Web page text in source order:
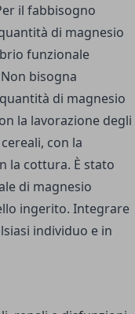
il fabbisogno
di magnesio
funzionale
bisogna
di magnesio
la lavorazione degli
con la
la cottura. È stato
di magnesio
ingerito. Integrare
individuo e in